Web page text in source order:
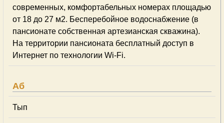
современных, комфортабельных номерах площадью
от 18 до 27 м2. Бесперебойное водоснабжение (в
пансионате собственная артезианская скважина).
На территории пансионата бесплатный доступ в
Интернет по технологии Wi-Fi.
Аб
Тып